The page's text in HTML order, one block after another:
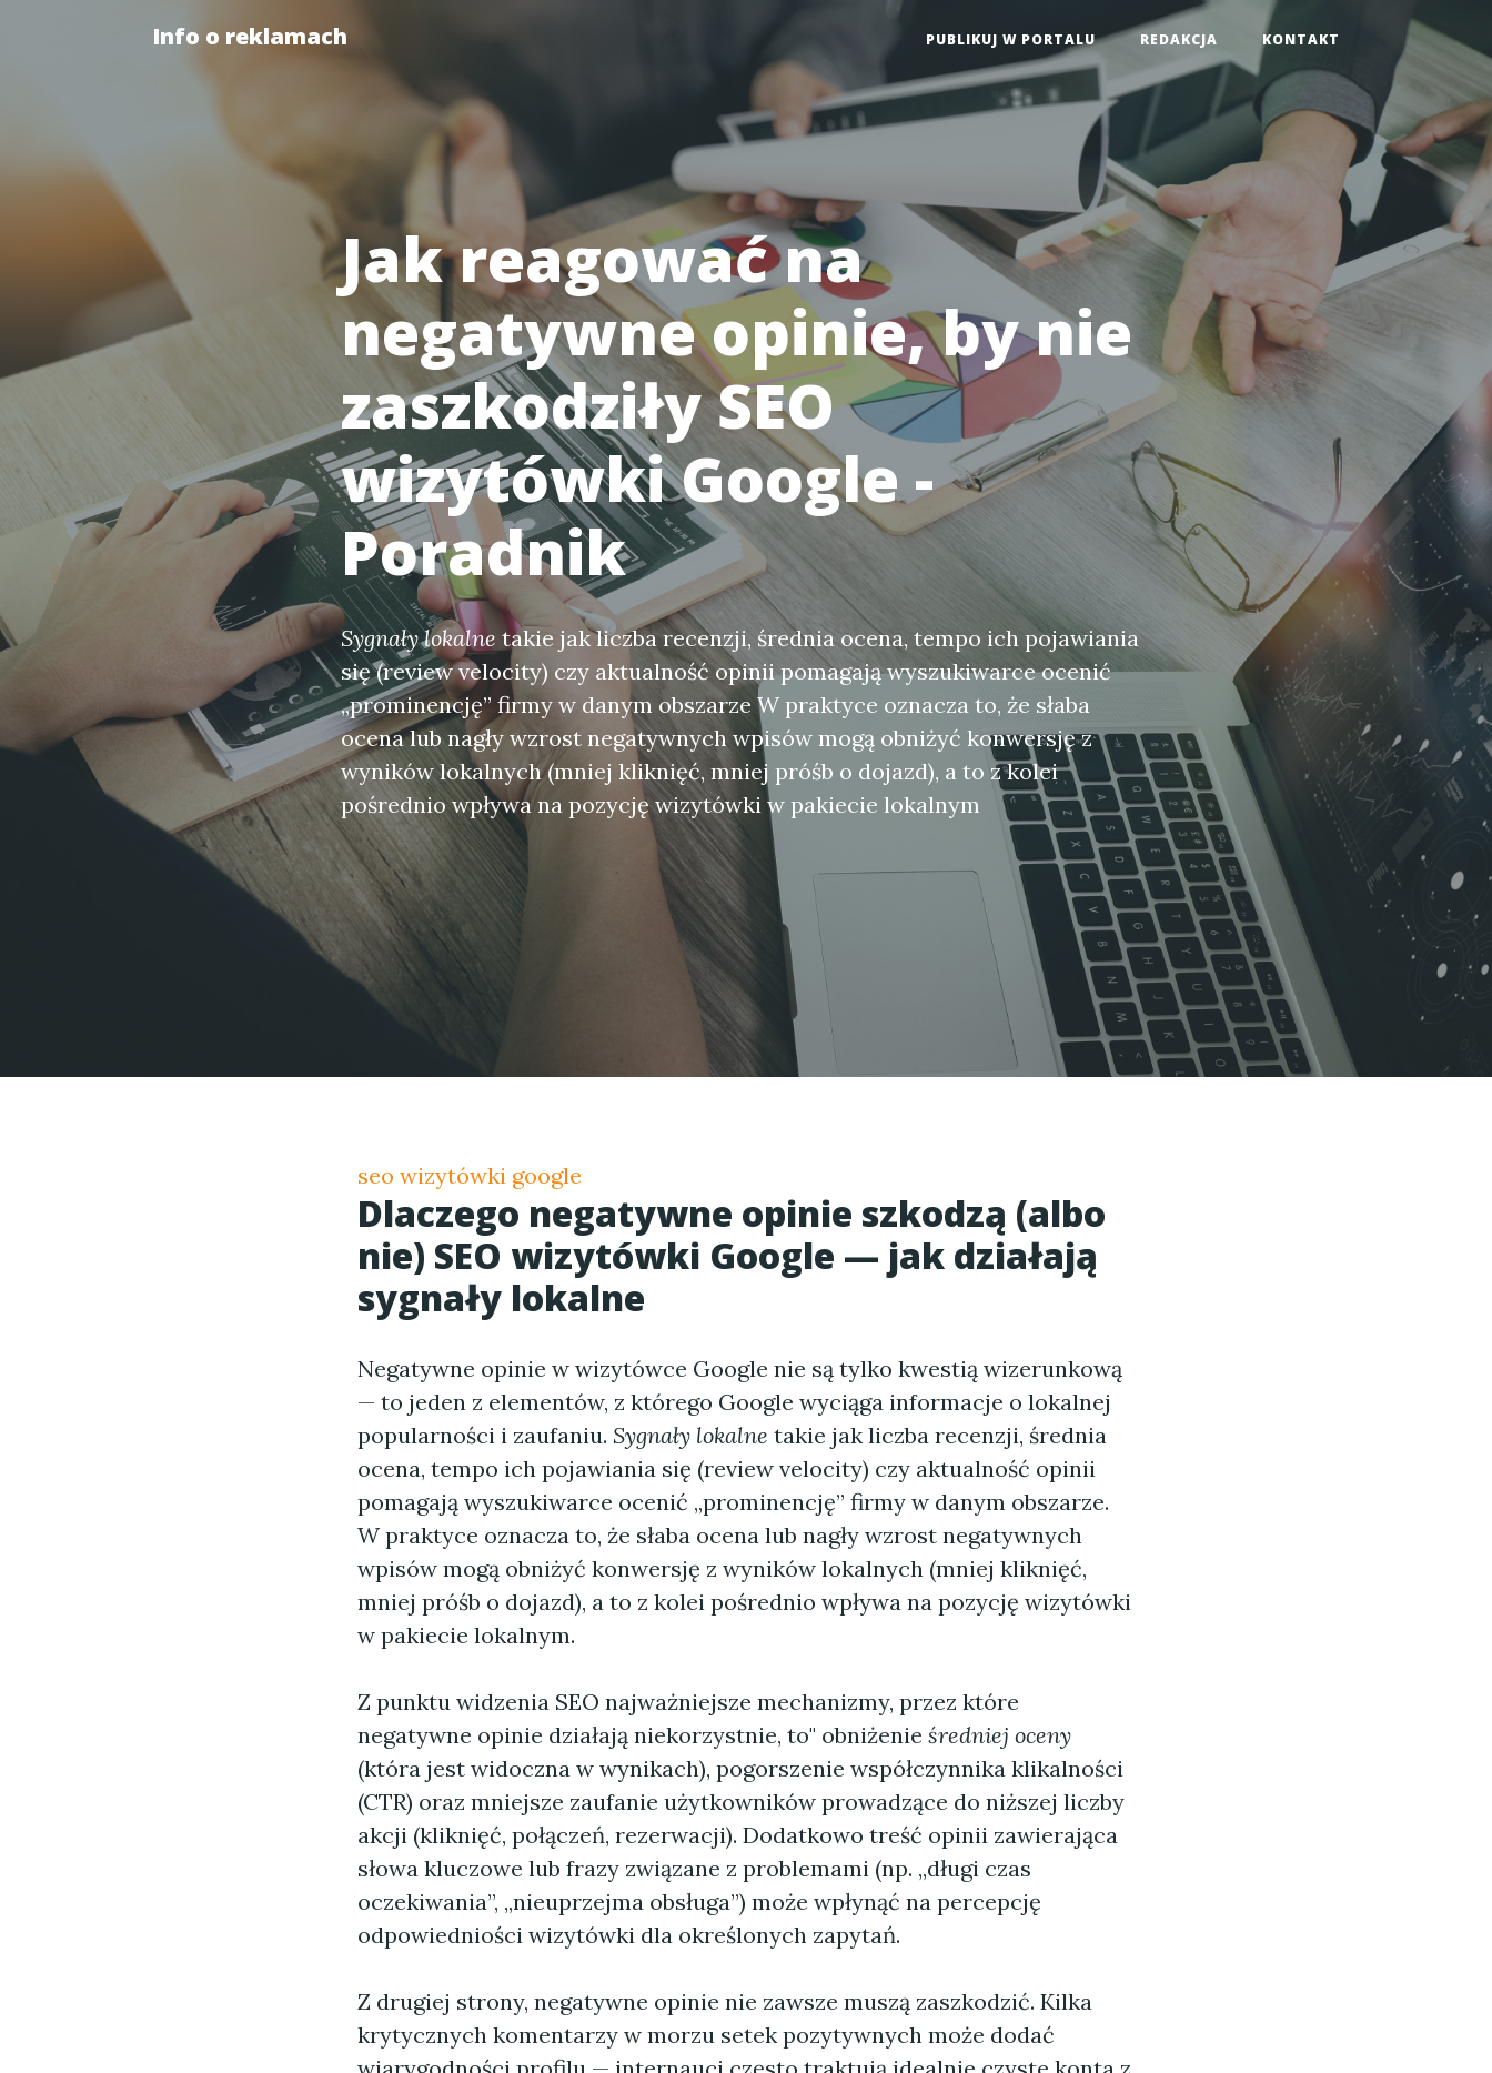
Info o reklamach PUBLIKUJ W PORTALU REDAKCJA KONTAKT
Jak reagować na
negatywne opinie, by nie
zaszkodziły SEO
wizytówki Google -
Poradnik
Sygnały lokalne takie jak liczba recenzji, średnia ocena, tempo ich pojawiania
się (review velocity) czy aktualność opinii pomagają wyszukiwarce ocenić
„prominencję” firmy w danym obszarze W praktyce oznacza to, że słaba
ocena lub nagły wzrost negatywnych wpisów mogą obniżyć konwersję z
wyników lokalnych (mniej kliknięć, mniej próśb o dojazd), a to z kolei
pośrednio wpływa na pozycję wizytówki w pakiecie lokalnym
seo wizytówki google
Dlaczego negatywne opinie szkodzą (albo
nie) SEO wizytówki Google — jak działają
sygnały lokalne
Negatywne opinie w wizytówce Google nie są tylko kwestią wizerunkową
— to jeden z elementów, z którego Google wyciąga informacje o lokalnej
popularności i zaufaniu. Sygnały lokalne takie jak liczba recenzji, średnia
ocena, tempo ich pojawiania się (review velocity) czy aktualność opinii
pomagają wyszukiwarce ocenić „prominencję” firmy w danym obszarze.
W praktyce oznacza to, że słaba ocena lub nagły wzrost negatywnych
wpisów mogą obniżyć konwersję z wyników lokalnych (mniej kliknięć,
mniej próśb o dojazd), a to z kolei pośrednio wpływa na pozycję wizytówki
w pakiecie lokalnym.
Z punktu widzenia SEO najważniejsze mechanizmy, przez które
negatywne opinie działają niekorzystnie, to" obniżenie średniej oceny
(która jest widoczna w wynikach), pogorszenie współczynnika klikalności
(CTR) oraz mniejsze zaufanie użytkowników prowadzące do niższej liczby
akcji (kliknięć, połączeń, rezerwacji). Dodatkowo treść opinii zawierająca
słowa kluczowe lub frazy związane z problemami (np. „długi czas
oczekiwania”, „nieuprzejma obsługa”) może wpłynąć na percepcję
odpowiedniości wizytówki dla określonych zapytań.
Z drugiej strony, negatywne opinie nie zawsze muszą zaszkodzić. Kilka
krytycznych komentarzy w morzu setek pozytywnych może dodać